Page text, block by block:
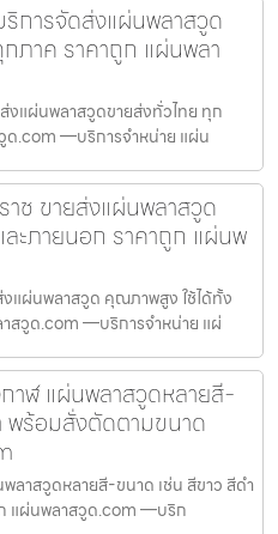
การจัดส่งแผ่นพลาสวูด
ภาค ราคาถูก แผ่นพลา
งแผ่นพลาสวูดขายส่งทั่วไทย ทุก
.com —บริการจำหน่าย แผ่น
ช ขายส่งแผ่นพลาสวูด
ะภายนอก ราคาถูก แผ่นพ
แผ่นพลาสวูด คุณภาพสูง ใช้ได้ทั้ง
สวูด.com —บริการจำหน่าย แผ่
าฬ แผ่นพลาสวูดหลายสี-
พร้อมสั่งตัดตามขนาด
าสวูดหลายสี-ขนาด เช่น สีขาว สีดำ
แผ่นพลาสวูด.com —บริก